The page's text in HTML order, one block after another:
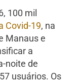
100 mil
Covid-19, na
Manaus e
a
noite de
usuários. Os